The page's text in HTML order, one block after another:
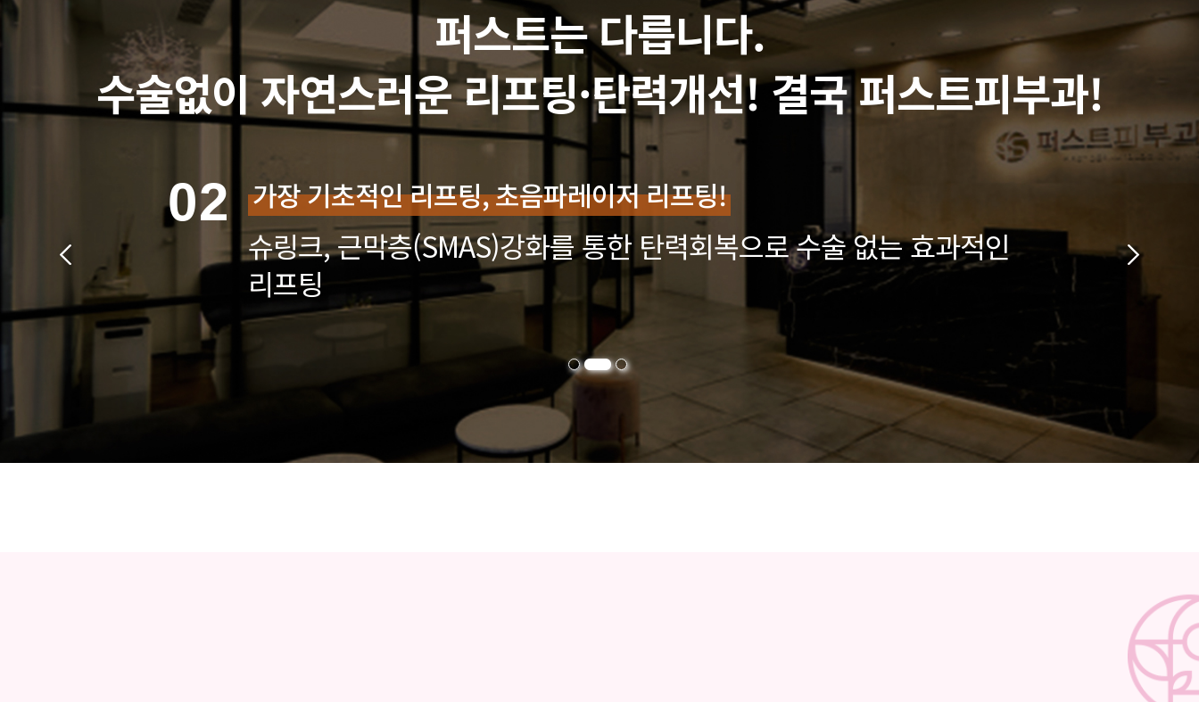
퍼스트는 다릅니다.
수술없이 자연스러운 리프팅·탄력개선! 결국 퍼스트피부과!
03 리프팅+α, 피부표면 탄력개선까지!
진피조직 재생을 위한 다양한 복합레이저 치료